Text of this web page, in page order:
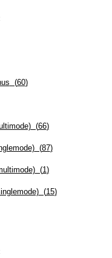
(60)
(66)
(87)
(1)
(15)